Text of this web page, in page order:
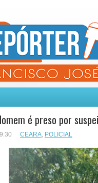
é preso por
CEARA, POLICIAL